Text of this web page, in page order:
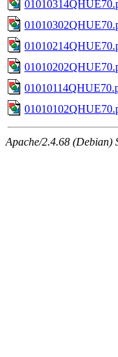
Apache/2.4.68 (Debian)